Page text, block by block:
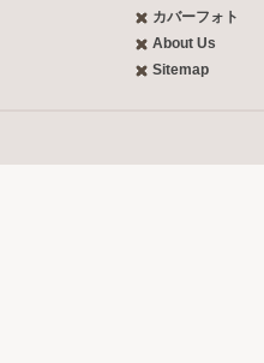
カバーフォト
About Us
Sitemap